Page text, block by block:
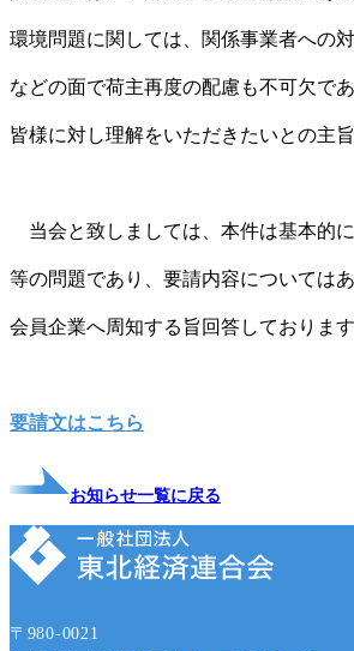
環境問題に関しては、関係事業者への
などの面で荷主再度の配慮も不可欠で
皆様に対し理解をいただきたいとの主
当会と致しましては、本件は基本的
等の問題であり、要請内容については
会員企業へ周知する旨回答しております
要請文はこちら
お知らせ一覧に戻る
〒980-0021